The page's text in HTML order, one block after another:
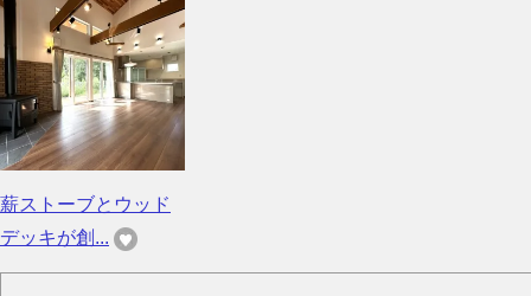
薪ストーブとウッド
デッキが創...